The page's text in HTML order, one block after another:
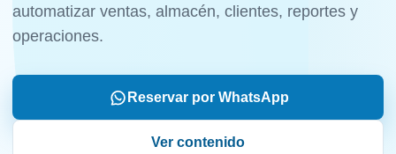
automatizar ventas, almacén, clientes, reportes y
operaciones.
Reservar por WhatsApp
Ver contenido